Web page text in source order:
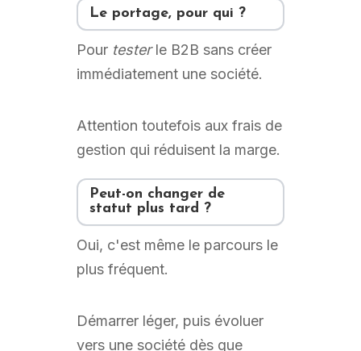
Le portage, pour qui ?
Pour testerle B2B sans créer
immédiatement une société.
Attention toutefois aux frais de
gestion qui réduisent la marge.
Peut-on changer de
statut plus tard ?
Oui, c'est même le parcours le
plus fréquent.
Démarrer léger, puis évoluer
vers une société dès que